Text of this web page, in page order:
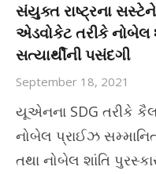
સંયુક્ત રાષ્ટ્રના
એડવોકેટ તરીકે નોબેલ
સત્યાર્થીની પસંદગી
September 18, 2021
યૂએનના SDG તરીકે
નોબેલ પ્રાઈઝ
તથા નોબેલ શાંતિ